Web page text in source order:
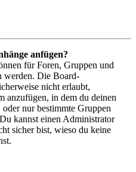
anfügen?
für Foren, Gruppen und
werden. Die Board-
nicht erlaubt,
anzufügen, in dem du deinen
nur bestimmte Gruppen
kannst einen Administrator
sicher bist, wieso du keine